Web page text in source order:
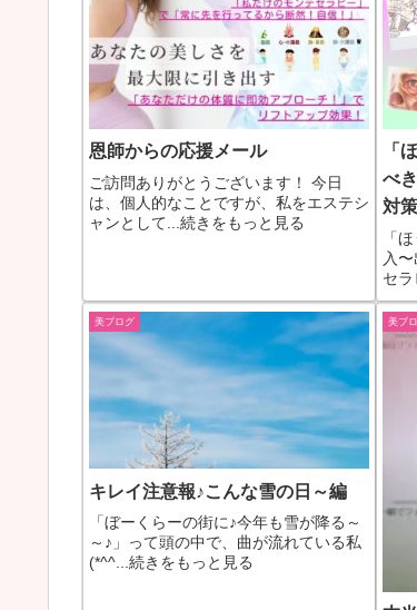
恩師からの応援メール
ご訪問ありがとうございます！ 今日
は、個人的なことですが、私をエステシ
ャンとして...続きをもっと見る
「
べ
対
「
入
セ
美ブログ
キレイ注意報♪こんな雪の日～編
「ぼーくらーの街に♪今年も雪が降る～
～♪」って頭の中で、曲が流れている私
(*^^...続きをもっと見る
美ブ